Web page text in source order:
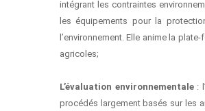
intégrant les contraintes
les équipements pour la
l’environnement. Elle anime la
agricoles;
L’évaluation environnementale:
procédés largement basés sur les